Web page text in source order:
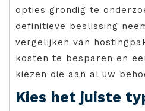
opties grondig te
definitieve beslissing
vergelijken van
kosten te besparen en
kiezen die aan al uw
Kies het juiste